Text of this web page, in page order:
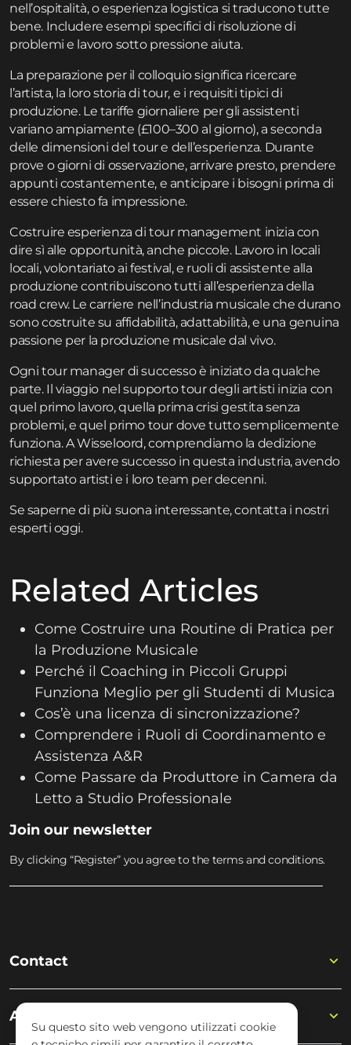
nell’ospitalità, o esperienza logistica si traducono tutte
bene. Includere esempi specifici di risoluzione di
problemi e lavoro sotto pressione aiuta.
La preparazione per il colloquio significa ricercare
l’artista, la loro storia di tour, e i requisiti tipici di
produzione. Le tariffe giornaliere per gli assistenti
variano ampiamente (£100–300 al giorno), a seconda
delle dimensioni del tour e dell’esperienza. Durante
prove o giorni di osservazione, arrivare presto, prendere
appunti costantemente, e anticipare i bisogni prima di
essere chiesto fa impressione.
Costruire esperienza di tour management inizia con
dire sì alle opportunità, anche piccole. Lavoro in locali
locali, volontariato ai festival, e ruoli di assistente alla
produzione contribuiscono tutti all’esperienza della
road crew. Le carriere nell’industria musicale che durano
sono costruite su affidabilità, adattabilità, e una genuina
passione per la produzione musicale dal vivo.
Ogni tour manager di successo è iniziato da qualche
parte. Il viaggio nel supporto tour degli artisti inizia con
quel primo lavoro, quella prima crisi gestita senza
problemi, e quel primo tour dove tutto semplicemente
funziona. A Wisseloord, comprendiamo la dedizione
richiesta per avere successo in questa industria, avendo
supportato artisti e i loro team per decenni.
Se saperne di più suona interessante,contatta i nostri
esperti oggi.
Related Articles
Come Costruire una Routine di Pratica per
la Produzione Musicale
Perché il Coaching in Piccoli Gruppi
Funziona Meglio per gli Studenti di Musica
Cos’è una licenza di sincronizzazione?
Comprendere i Ruoli di Coordinamento e
Assistenza A&R
Come Passare da Produttore in Camera da
Letto a Studio Professionale
Join our newsletter
By clicking “Register” you agree to the terms and conditions.
Contact
Academy
Su questo sito web vengono utilizzati cookie